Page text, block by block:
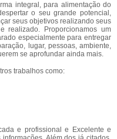
integral, para alimentação do
o seu grande potencial,
seus objetivos realizando seus
Proporcionamos um
especialmente para entregar
lugar, pessoas, ambiente,
se aprofundar ainda mais.
trabalhos como:
e profissional e Excelente e